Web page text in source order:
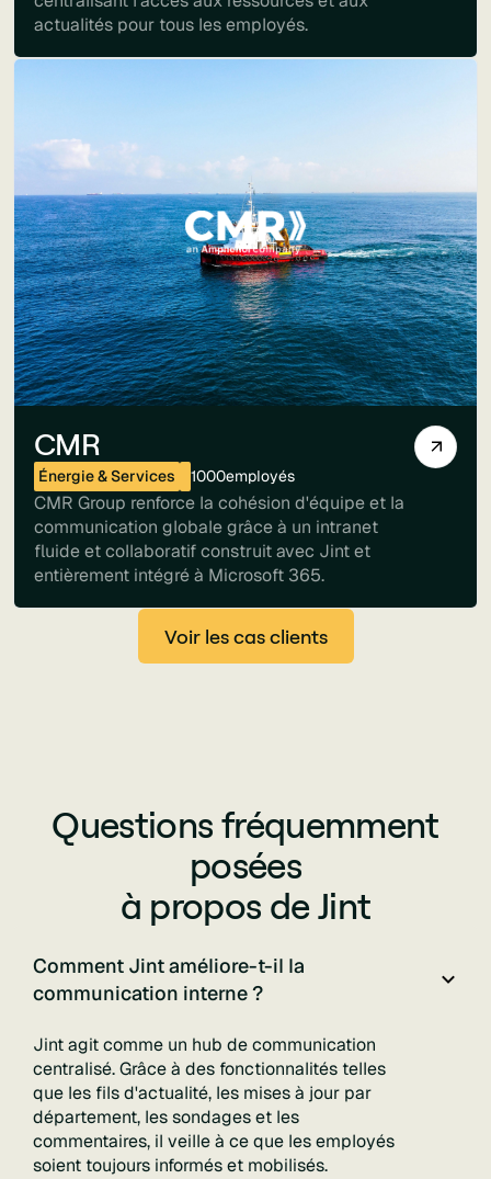
actualités pour tous les employés.
CMR
Énergie & Services 1000employés
CMR Group renforce la cohésion d'équipe et la
communication globale grâce à un intranet
fluide et collaboratif construit avec Jint et
entièrement intégré à Microsoft 365.
Voir les cas clients
Questions fréquemment
posées
à propos de Jint
Comment Jint améliore-t-il la
communication interne ?
Jint agit comme un hub de communication
centralisé. Grâce à des fonctionnalités telles
que les fils d'actualité, les mises à jour par
département, les sondages et les
commentaires, il veille à ce que les employés
soient toujours informés et mobilisés.